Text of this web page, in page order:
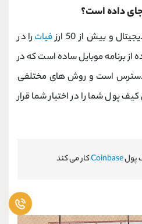
جای داده است؟
فیات را در
برنامه موبایل ساده است که در
دسترس است و روش های مختلفی
پول شما را در اختیار شما قرار
پولCoinbaseکار می کند